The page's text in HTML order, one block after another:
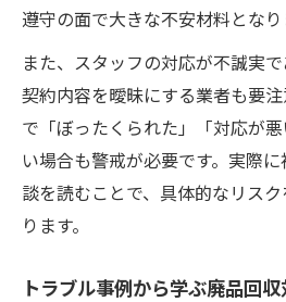
遵守の面で大きな不安材料となり
また、スタッフの対応が不誠実
契約内容を曖昧にする業者も要
で「ぼったくられた」「対応が
い場合も警戒が必要です。実際
談を読むことで、具体的なリス
ります。
トラブル事例から学ぶ廃品回